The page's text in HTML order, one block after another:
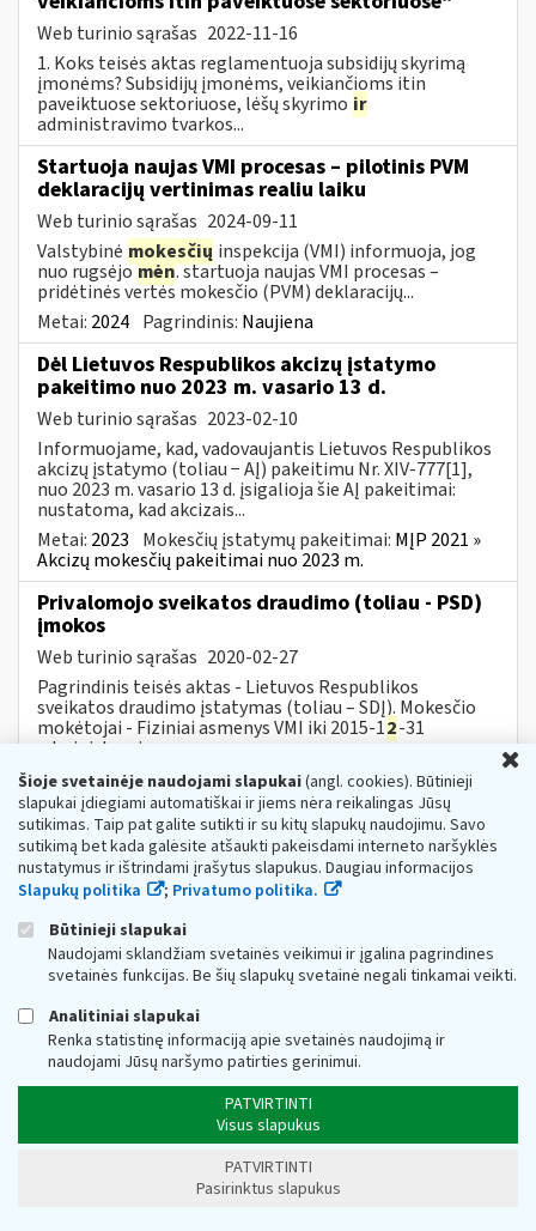
Web turinio sąrašas 2022-11-16
1. Koks teisės aktas reglamentuoja subsidijų skyrimą
įmonėms? Subsidijų įmonėms, veikiančioms itin
paveiktuose sektoriuose, lėšų skyrimo ir
administravimo tvarkos...
Startuoja naujas VMI procesas – pilotinis PVM
deklaracijų vertinimas realiu laiku
Web turinio sąrašas 2024-09-11
Valstybinė mokesčių inspekcija (VMI) informuoja, jog
nuo rugsėjomėn. startuoja naujas VMI procesas –
pridėtinės vertės mokesčio (PVM) deklaracijų...
Metai: 2024 Pagrindinis: Naujiena
Dėl Lietuvos Respublikos akcizų įstatymo
pakeitimo nuo 2023 m. vasario 13 d.
Web turinio sąrašas 2023-02-10
Informuojame, kad, vadovaujantis Lietuvos Respublikos
akcizų įstatymo (toliau − AĮ) pakeitimu Nr. XIV-777[1],
nuo 2023 m. vasario 13 d. įsigalioja šie AĮ pakeitimai:
nustatoma, kad akcizais...
Metai: 2023 Mokesčių įstatymų pakeitimai: MĮP 2021 »
Akcizų mokesčių pakeitimai nuo 2023 m.
Privalomojo sveikatos draudimo (toliau - PSD)
įmokos
Web turinio sąrašas 2020-02-27
Pagrindinis teisės aktas - Lietuvos Respublikos
sveikatos draudimo įstatymas (toliau – SDĮ). Mokesčio
mokėtojai - Fiziniai asmenys VMI iki 2015-12-31
administruoja:...
VMI: daugiau nukentėjusių nuo COVID-19
verslininkų gali teikti paraišką subsidijai
Web turinio sąrašas 2021-04-07
Valstybinė mokesčių inspekcija (toliau – VMI)
informuoja, jog įsigaliojus subsidijų nuo COVID-19
individualioms įmonėms, mažosioms bendrijoms,...
Metai:2021
Apie MTEP lengvatas
Web turinio sąrašas 2023-05-25
1. Kaip vienetui įsitikinti,arjo vykdoma veikla tikrai yra
priskiriama mokslinių tyrimųireksperimentinės
plėtros (toliau – MTEP) veiklai? Tai...
., sausio),arPVM sąskaitos faktūros gavimo
datą (pvz., vasario)?
Šioje svetainėje naudojami slapukai(angl. cookies). Būtinieji
slapukai įdiegiami automatiškai ir jiems nėra reikalingas Jūsų
sutikimas. Taip pat galite sutikti ir su kitų slapukų naudojimu. Savo
sutikimą bet kada galėsite atšaukti pakeisdami interneto naršyklės
nustatymus ir ištrindami įrašytus slapukus. Daugiau informacijos
Slapukų politika
; Privatumo politika.
Būtinieji slapukai
Naudojami sklandžiam svetainės veikimui ir įgalina pagrindines
svetainės funkcijas. Be šių slapukų svetainė negali tinkamai veikti.
Analitiniai slapukai
Renka statistinę informaciją apie svetainės naudojimą ir
naudojami Jūsų naršymo patirties gerinimui.
PATVIRTINTI
Visus slapukus
PATVIRTINTI
Pasirinktus slapukus